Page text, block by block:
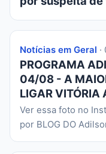
Notícias em Geral
PROGRAMA
04/08 - A
LIGAR VITÓRIA
Ver essa foto no
por BLOG DO